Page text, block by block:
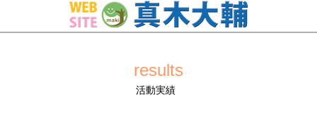
results
活動実績